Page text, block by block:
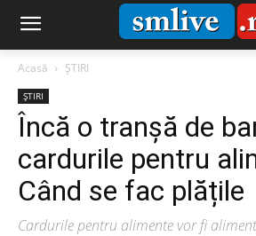
Acasă ȘTIRI
ȘTIRI
Încă o tranșă de
cardurile pentru
Când se fac plățile
Cardurile pentru alimente vor fi